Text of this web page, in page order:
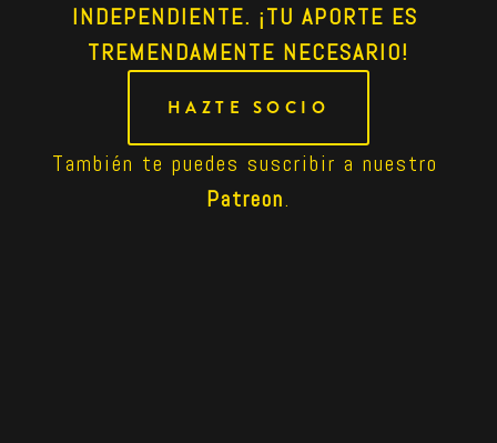
INDEPENDIENTE. ¡TU APORTE ES
TREMENDAMENTE NECESARIO!
HAZTE SOCIO
Patreon.